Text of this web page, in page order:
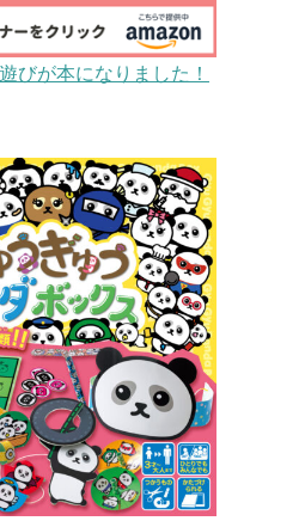
びが本になりました！